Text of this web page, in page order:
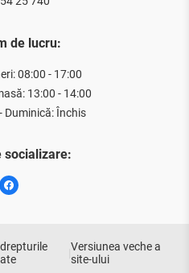
de lucru:
08:00 - 17:00
13:00 - 14:00
Duminică: Închis
socializare:
Versiunea veche a
site-ului